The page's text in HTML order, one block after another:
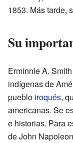
1853. Más tarde,
Su
Erminnie A.
indígenas de
pueblo iroqués,
americanas. Se
e historias. Para
de John